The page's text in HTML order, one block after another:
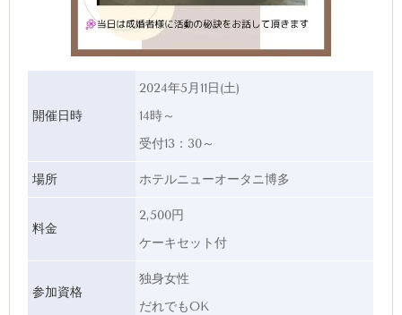
開催日時
2024年5月11日(土)
14時～
受付13：30～
場所 ホテルニューオータニ博多
料金
2,500円
ケーキセット付
参加資格
独身女性
だれでもOK